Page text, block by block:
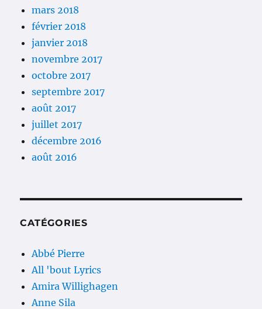
mars 2018
février 2018
janvier 2018
novembre 2017
octobre 2017
septembre 2017
août 2017
juillet 2017
décembre 2016
août 2016
CATÉGORIES
Abbé Pierre
All 'bout Lyrics
Amira Willighagen
Anne Sila